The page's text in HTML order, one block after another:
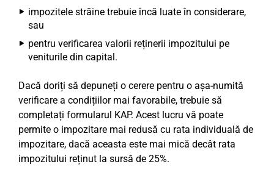
impozitele străine trebuie încă luate în considerare,
sau
pentru verificarea valorii reținerii impozitului pe
veniturile din capital.
Dacă doriți să depuneți o cerere pentru o așa-numită
verificare a condițiilor mai favorabile, trebuie să
completați formularul KAP. Acest lucru vă poate
permite o impozitare mai redusă cu rata individuală de
impozitare, dacă aceasta este mai mică decât rata
impozitului reținut la sursă de 25%.